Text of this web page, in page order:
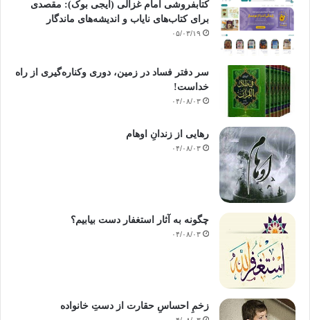
کتابفروشی امام غزالی (آیجی بوک): مقصدی
برای کتاب‌های نایاب و اندیشه‌های ماندگار
۰۵/۰۳/۱۹
سر دفتر فساد در زمین‌، دوری وکناره‌گیری از راه
خداست‌!
۰۴/۰۸/۰۳
رهایی از زندانِ اوهام
۰۴/۰۸/۰۳
چگونه به آثار استغفار دست بیابیم؟
۰۴/۰۸/۰۳
زخمِ احساسِ حقارت از دستِ خانواده